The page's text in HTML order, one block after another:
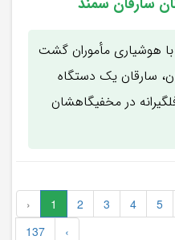
با هوشیاری مأموران گشت
سارقان یک دستگاه
در مخفیگاهشان
‹ 1 2 3 4 5
137
›